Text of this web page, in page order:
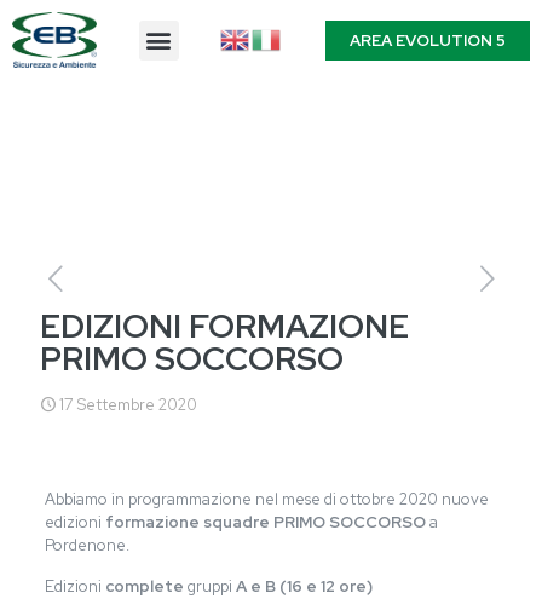
AREA EVOLUTION 5
EDIZIONI FORMAZIONE
PRIMO SOCCORSO
17 Settembre 2020
Abbiamo in programmazione nel mese di ottobre 2020 nuove
edizioni formazione squadre PRIMO SOCCORSOa
Pordenone.
Edizioni complete gruppi A e B (16 e 12 ore)